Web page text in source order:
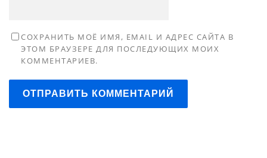
СОХРАНИТЬ МОЁ ИМЯ, EMAIL И АДРЕС САЙТА В
ЭТОМ БРАУЗЕРЕ ДЛЯ ПОСЛЕДУЮЩИХ МОИХ
КОММЕНТАРИЕВ.
ОТПРАВИТЬ КОММЕНТАРИЙ